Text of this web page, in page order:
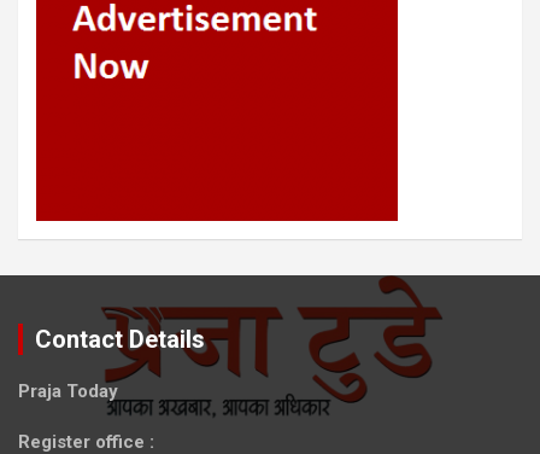
Contact Details
Praja Today
Register office :